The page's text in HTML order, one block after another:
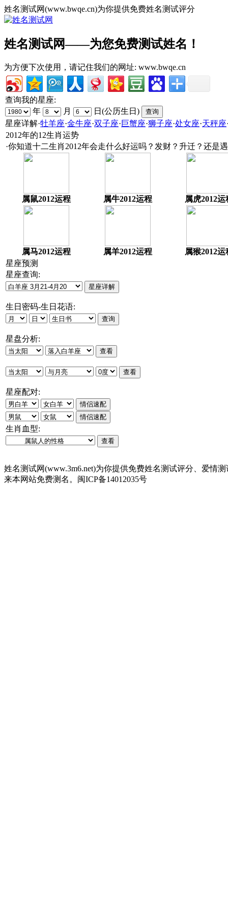
姓名测试网(www.bwqe.cn)为你提供免费姓名测试评分
姓名测试网——为您免费测试姓名！
为方便下次使用，请记住我们的网址: www.bwqe.cn
查询我的星座:
年
月
日(公历生日)
星座详解·牡羊座·金牛座·双子座·巨蟹座·狮子座·处女座·天秤座
2012年的12生肖运势
·你知道十二生肖2012年会走什么好运吗？发财？升迁？还是
属鼠2012运程 属牛2012运程 属虎2012运
属马2012运程 属羊2012运程
属猴2012运
星座预测
星座查询:
生日密码-生日花语:
星盘分析:
星座配对:
生肖血型:
姓名测试网(www.3m6.net)为你提供免费姓名测试评分、爱情
来本网站免费测名。闽ICP备14012035号